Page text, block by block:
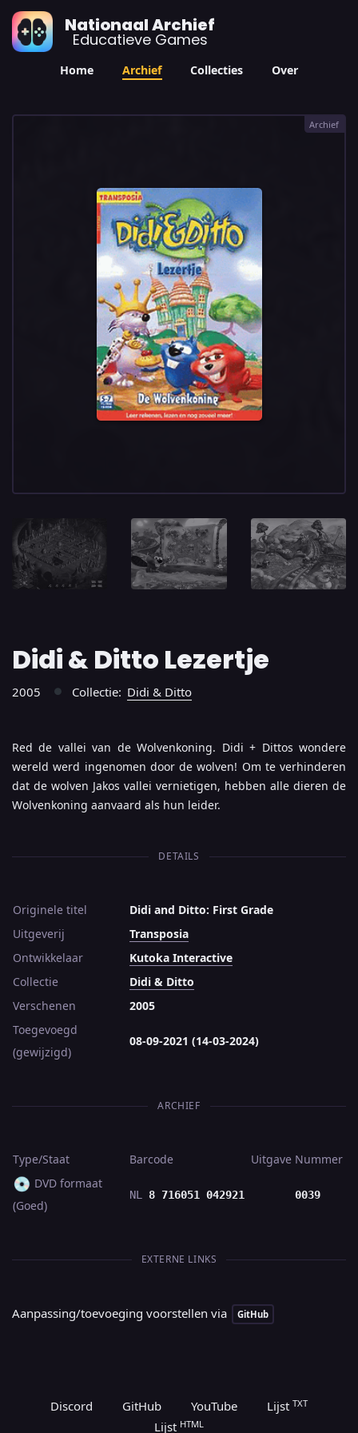
Nationaal Archief
Educatieve Games
Home Archief Collecties Over
Archief
Didi & Ditto Lezertje
2005 ● Collectie: Didi & Ditto
Red de vallei van de Wolvenkoning. Didi + Dittos wondere
wereld werd ingenomen door de wolven! Om te verhinderen
dat de wolven Jakos vallei vernietigen, hebben alle dieren de
Wolvenkoning aanvaard als hun leider.
DETAILS
Originele titel
Didi and Ditto: First Grade
Uitgeverij
Transposia
Ontwikkelaar
Kutoka Interactive
Collectie
Didi & Ditto
Verschenen
2005
Toegevoegd
(gewijzigd)
08-09-2021 (14-03-2024)
ARCHIEF
Type/Staat Barcode Uitgave Nummer
💿 DVD formaat
(Goed)
NL 8 716051 042921 0039
EXTERNE LINKS
Aanpassing/toevoeging voorstellen via GitHub
Discord GitHub YouTube Lijst TXT
Lijst HTML